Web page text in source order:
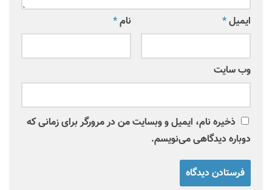
نام* ایمیل*
وب‌ سایت
ذخیره نام، ایمیل و وبسایت من در مرورگر برای زمانی که
دوباره دیدگاهی می‌نویسم.